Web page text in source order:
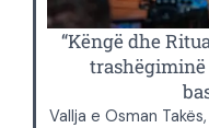
“Këngë dhe
trashëgiminë
Vallja e Osman